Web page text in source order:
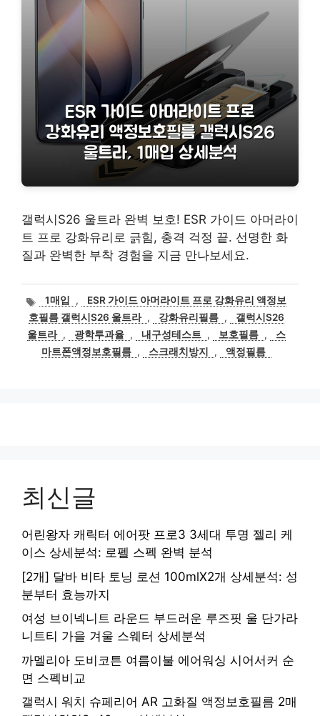
갤럭시S26 울트라 완벽 보호! ESR 가이드 아머라이
트 프로 강화유리로 긁힘, 충격 걱정 끝. 선명한 화
질과 완벽한 부착 경험을 지금 만나보세요.
태
그
1매입 ,
ESR 가이드 아머라이트 프로 강화유리 액정보
호필름 갤럭시S26 울트라 , 강화유리필름 ,
갤럭시S26
울트라 , 광학투과율 , 내구성테스트 , 보호필름 ,
스
마트폰액정보호필름 , 스크래치방지 , 액정필름
최신글
어린왕자 캐릭터 에어팟 프로3 3세대 투명 젤리 케
이스 상세분석: 로펠 스펙 완벽 분석
[2개] 달바 비타 토닝 로션 100mlX2개 상세분석: 성
분부터 효능까지
여성 브이넥니트 라운드 부드러운 루즈핏 울 단가라
니트티 가을 겨울 스웨터 상세분석
까멜리아 도비코튼 여름이불 에어워싱 시어서커 순
면 스펙비교
갤럭시 워치 슈페리어 AR 고화질 액정보호필름 2매